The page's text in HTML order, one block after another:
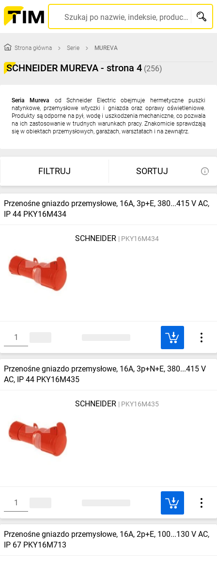
Szukaj po nazwie, indeksie, producencie, kodzie kreskowym...
Strona główna Serie MUREVA
SCHNEIDER MUREVA - strona 4 (256)
Seria Mureva od Schneider Electric obejmuje hermetyczne puszki
natynkowe, przemysłowe wtyczki i gniazda oraz oprawy oświetleniowe.
Produkty są odporne na pył, wodę i uszkodzenia mechaniczne, co pozwala
na ich zastosowanie w trudnych warunkach pracy. Znakomicie sprawdzają
się w obiektach przemysłowych, garażach, warsztatach i na zewnątrz.
FILTRUJ SORTUJ
Przenośne gniazdo przemysłowe, 16A, 3p+E, 380...415 V AC,
IP 44 PKY16M434
SCHNEIDER PKY16M434
Przenośne gniazdo przemysłowe, 16A, 3p+N+E, 380...415 V
AC, IP 44 PKY16M435
SCHNEIDER PKY16M435
Przenośne gniazdo przemysłowe, 16A, 2p+E, 100...130 V AC,
IP 67 PKY16M713